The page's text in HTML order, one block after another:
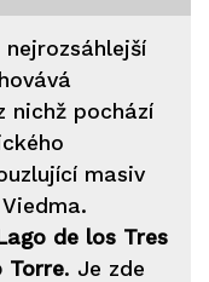
nejrozsáhlejší
nichž pochází
masiv
de los Tres
Torre. Je zde